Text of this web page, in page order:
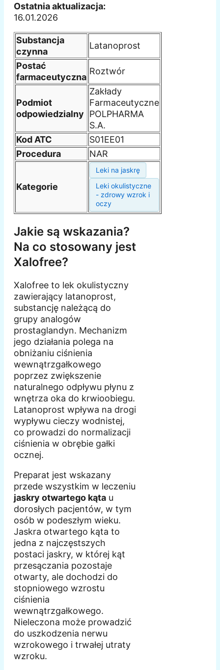
Ostatnia aktualizacja:
16.01.2026
Substancja
czynna
Latanoprost
Postać
farmaceutyczna
Roztwór
Podmiot
odpowiedzialny
Zakłady
Farmaceutyczne
POLPHARMA
S.A.
Kod ATC
S01EE01
Procedura
NAR
Kategorie
Leki na jaskrę
Leki okulistyczne
- zdrowy wzrok i
oczy
Jakie są wskazania?
Na co stosowany jest
Xalofree?
Xalofree to lek okulistyczny
zawierający latanoprost,
substancję należącą do
grupy analogów
prostaglandyn. Mechanizm
jego działania polega na
obniżaniu ciśnienia
wewnątrzgałkowego
poprzez zwiększenie
naturalnego odpływu płynu z
wnętrza oka do krwioobiegu.
Latanoprost wpływa na drogi
wypływu cieczy wodnistej,
co prowadzi do normalizacji
ciśnienia w obrębie gałki
ocznej.
Preparat jest wskazany
przede wszystkim w leczeniu
jaskry otwartego kąta u
dorosłych pacjentów, w tym
osób w podeszłym wieku.
Jaskra otwartego kąta to
jedna z najczęstszych
postaci jaskry, w której kąt
przesączania pozostaje
otwarty, ale dochodzi do
stopniowego wzrostu
ciśnienia
wewnątrzgałkowego.
Nieleczona może prowadzić
do uszkodzenia nerwu
wzrokowego i trwałej utraty
wzroku.